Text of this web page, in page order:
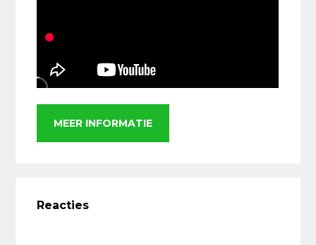
MEER INFORMATIE
Interacties
Reacties